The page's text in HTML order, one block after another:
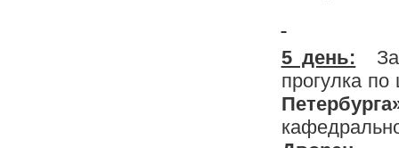
5 день:
прогулка